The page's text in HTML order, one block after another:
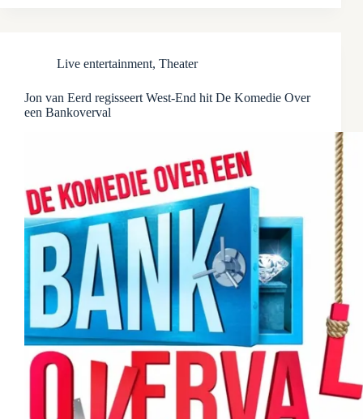
Live entertainment, Theater
Jon van Eerd regisseert West-End hit De Komedie Over
een Bankoverval